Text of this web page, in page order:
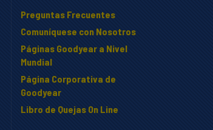
Preguntas Frecuentes
Comuníquese con Nosotros
Páginas Goodyear a Nivel
Mundial
Página Corporativa de
Goodyear
Libro de Quejas On Line